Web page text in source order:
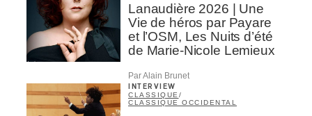
Lanaudière 2026 | Une
Vie de héros par Payare
et l’OSM, Les Nuits d’été
de Marie-Nicole Lemieux
Par Alain Brunet
INTERVIEW
CLASSIQUE /
CLASSIQUE OCCIDENTAL